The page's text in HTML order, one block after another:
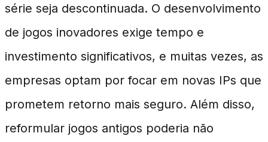
série seja descontinuada. O desenvolvimento
de jogos inovadores exige tempo e
investimento significativos, e muitas vezes, as
empresas optam por focar em novas IPs que
prometem retorno mais seguro. Além disso,
reformular jogos antigos poderia não